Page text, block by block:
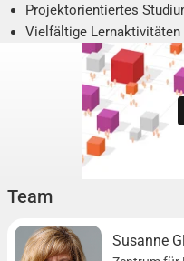
Projektorientiertes
Vielfältige Lernaktivitäten
Vernetzung mit Akteuren
Präsentation von
Team
Susanne